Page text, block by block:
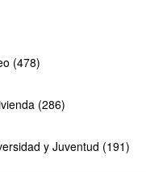
(478)
(286)
y Juventud (191)